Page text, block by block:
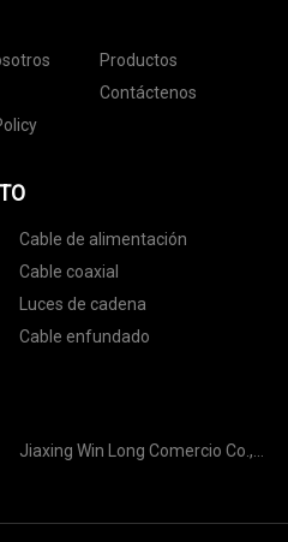
Productos
Contáctenos
Cable de alimentación
Cable coaxial
Luces de cadena
Cable enfundado
Jiaxing Win Long Comercio Co.,